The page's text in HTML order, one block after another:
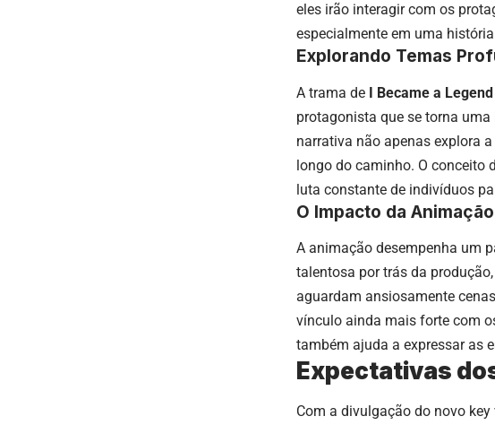
eles irão interagir com os
especialmente em uma
Explorando Temas
A trama de I Became a
protagonista que se torna
narrativa não apenas explora
longo do caminho. O conceito
luta constante de indivíduos
O Impacto da Animação
A animação desempenha um
talentosa por trás da
aguardam ansiosamente
vínculo ainda mais forte com
também ajuda a expressar as
Expectativas
Com a divulgação do novo